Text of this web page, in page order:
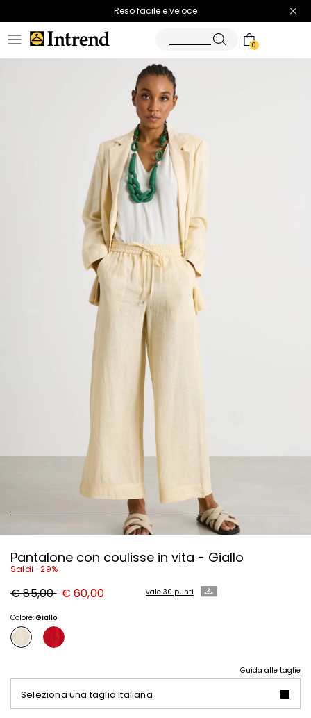
Spedizione gratuita
Reso facile e veloce
0
Pantalone con coulisse in vita - Giallo
Saldi -29%
Prezzo
originale
85,00
€ 85,00 Nuovo
prezzo
€ 60,00 vale 30 punti
Colore:Giallo
Guida alle taglie
Seleziona una taglia italiana